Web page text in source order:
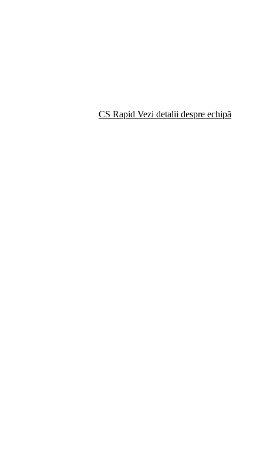
CS Rapid Vezi detalii despre echipă